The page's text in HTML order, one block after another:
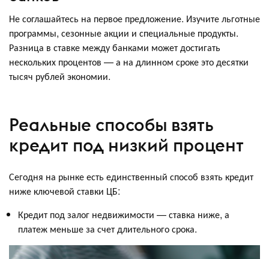
Не соглашайтесь на первое предложение. Изучите льготные
программы, сезонные акции и специальные продукты.
Разница в ставке между банками может достигать
нескольких процентов — а на длинном сроке это десятки
тысяч рублей экономии.
Реальные способы взять
кредит под низкий процент
Сегодня на рынке есть единственный способ взять кредит
ниже ключевой ставки ЦБ:
Кредит под залог недвижимости — ставка ниже, а
платеж меньше за счет длительного срока.